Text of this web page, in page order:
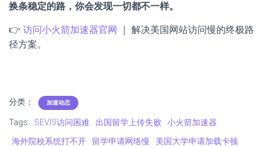
换条稳定的路，你会发现一切都不一样。
👉 访问小火箭加速器官网
｜ 解决美国网站访问慢的终极路
径方案。
分类： 加速动态
Tags: SEVIS访问困难 出国留学上传失败
小火箭加速器
海外院校系统打不开
留学申请网络慢
美国大学申请加载卡顿